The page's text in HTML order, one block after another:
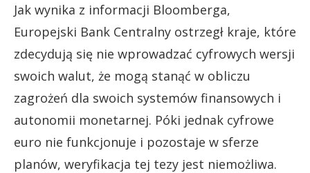
Jak wynika z informacji Bloomberga,
Europejski Bank Centralny ostrzegł kraje, które
zdecydują się nie wprowadzać cyfrowych wersji
swoich walut, że mogą stanąć w obliczu
zagrożeń dla swoich systemów finansowych i
autonomii monetarnej. Póki jednak cyfrowe
euro nie funkcjonuje i pozostaje w sferze
planów, weryfikacja tej tezy jest niemożliwa.